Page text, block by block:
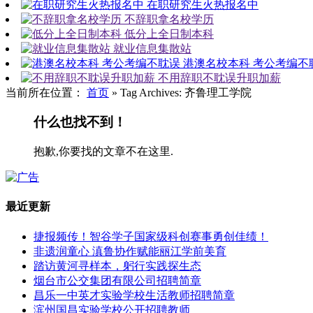
在职研究生火热报名中
不辞职拿名校学历
低分上全日制本科
就业信息集散站
港澳名校本科 考公考编不
不用辞职不耽误升职加薪
当前所在位置： 首页 » Tag Archives: 齐鲁理工学院
什么也找不到！
抱歉,你要找的文章不在这里.
最近更新
捷报频传！智谷学子国家级科创赛事勇创佳绩！
非遗润童心 滇鲁协作赋能丽江学前美育
踏访黄河寻样本，躬行实践探生态
烟台市公交集团有限公司招聘简章
昌乐一中英才实验学校生活教师招聘简章
滨州国昌实验学校公开招聘教师